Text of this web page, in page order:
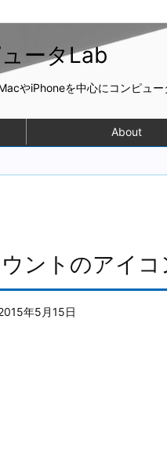
ータLab
やiPhoneを中心にコンピュ
About
ントのアイ
年5月15日